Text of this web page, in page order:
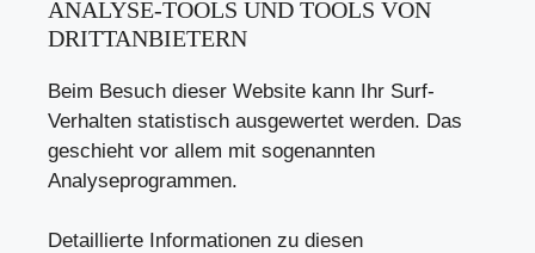
ANALYSE-TOOLS UND TOOLS VON
DRITT­ANBIETERN
Beim Besuch dieser Website kann Ihr Surf-
Verhalten statistisch ausgewertet werden. Das
geschieht vor allem mit sogenannten
Analyseprogrammen.
Detaillierte Informationen zu diesen